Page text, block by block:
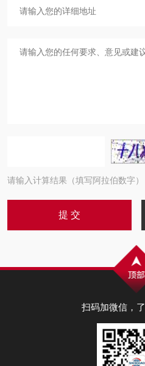
请输入计算结果（填写阿拉伯数字
扫码加微信，